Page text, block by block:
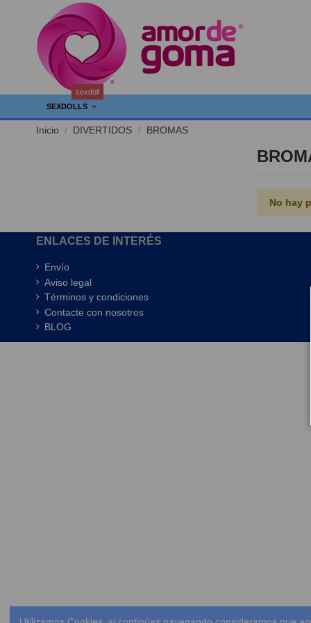
SEXDOLLS
sexdoll
Inicio DIVERTIDOS BROMAS
No hay
ENLACES DE INTERÉS
Envío
Aviso legal
Términos y condiciones
Contacte con nosotros
BLOG